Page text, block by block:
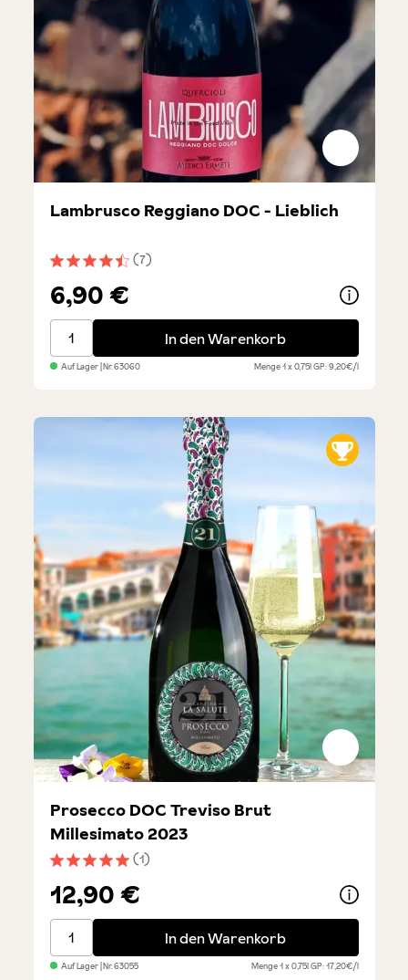
Durchschnittliche Bewertung von 4.5 von 5 Sternen
(7)
Lambrusco Reggiano DOC - Lieblich
6,90 €
Lambrusco Reggiano DOC - Lieblich
In den Warenkorb
Auf Lager| Nr.63060 Menge1 x 0,75lGP: 9,20€/l
Durchschnittliche Bewertung von 5 von 5 Sternen
(1)
Prosecco DOC Treviso Brut
Millesimato 2023
12,90 €
Prosecco DOC Treviso Brut Millesimato 2023
In den Warenkorb
Auf Lager| Nr.63055 Menge1 x 0,75lGP: 17,20€/l